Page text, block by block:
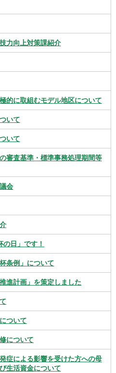
力向上対策課紹介
的に取組むモデル地区について
いて
いて
審査基準・標準事務処理期間等
会
日」です！
条例」について
進計画」を策定しました
ついて
について
症による影響を受けた方への母
生活資金について